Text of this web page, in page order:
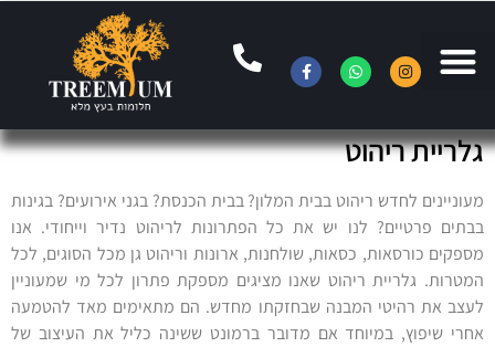
גלריית ריהוט
מעוניינים לחדש ריהוט בבית המלון? בבית הכנסת? בגני אירועים? בגינות
בבתים פרטיים? לנו יש את כל הפתרונות לריהוט נדיר וייחודי. אנו
מספקים כורסאות, כסאות, שולחנות, ארונות וריהוט גן מכל הסוגים, לכל
המטרות. גלריית ריהוט שאנו מציגים מספקת פתרון לכל מי שמעוניין
לעצב את רהיטי המבנה שבחזקתו מחדש. הם מתאימים מאד להטמעה
אחרי שיפוץ, במיוחד אם מדובר ברמונט ששינה כליל את העיצוב של